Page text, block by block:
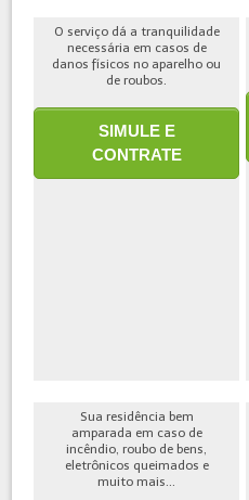
O serviço dá a tranquilidade
necessária em casos de
danos físicos no aparelho ou
de roubos.
SIMULE E
CONTRATE
Sua residência bem
amparada em caso de
incêndio, roubo de bens,
eletrônicos queimados e
muito mais...